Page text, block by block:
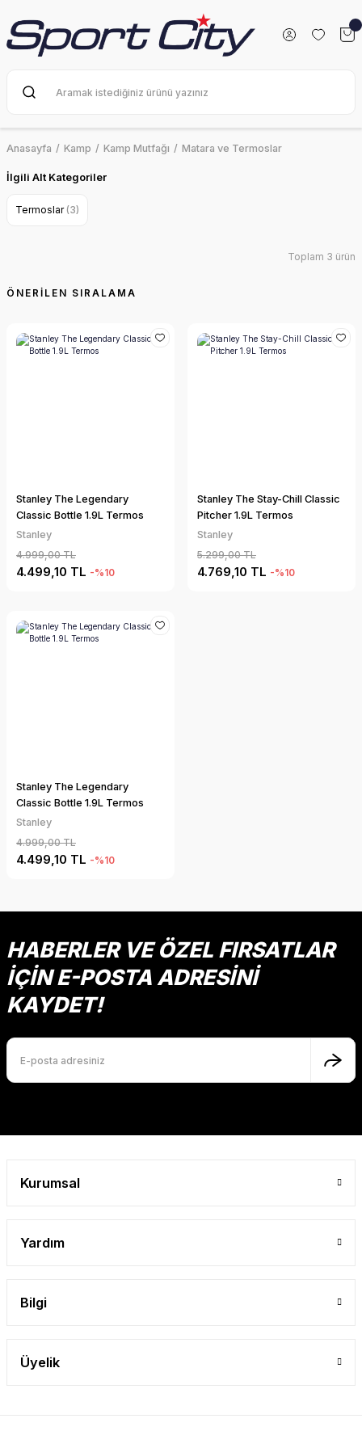
Anasayfa Kamp Kamp Mutfağı Matara ve Termoslar
İlgili Alt Kategoriler
Termoslar (3)
Toplam 3 ürün
Stanley The Legendary
Classic Bottle 1.9L Termos
Stanley
4.999,00 TL
4.499,10 TL -%10
Stanley The Stay-Chill Classic
Pitcher 1.9L Termos
Stanley
5.299,00 TL
4.769,10 TL -%10
Stanley The Legendary
Classic Bottle 1.9L Termos
Stanley
4.999,00 TL
4.499,10 TL -%10
HABERLER VE ÖZEL FIRSATLAR
İÇİN E-POSTA ADRESİNİ
KAYDET!
Kurumsal
Yardım
Bilgi
Üyelik